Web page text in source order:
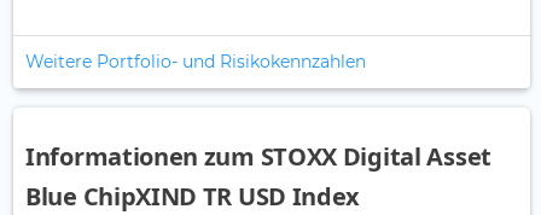
Weitere Portfolio- und Risikokennzahlen
Informationen zum STOXX Digital Asset
Blue ChipXIND TR USD Index